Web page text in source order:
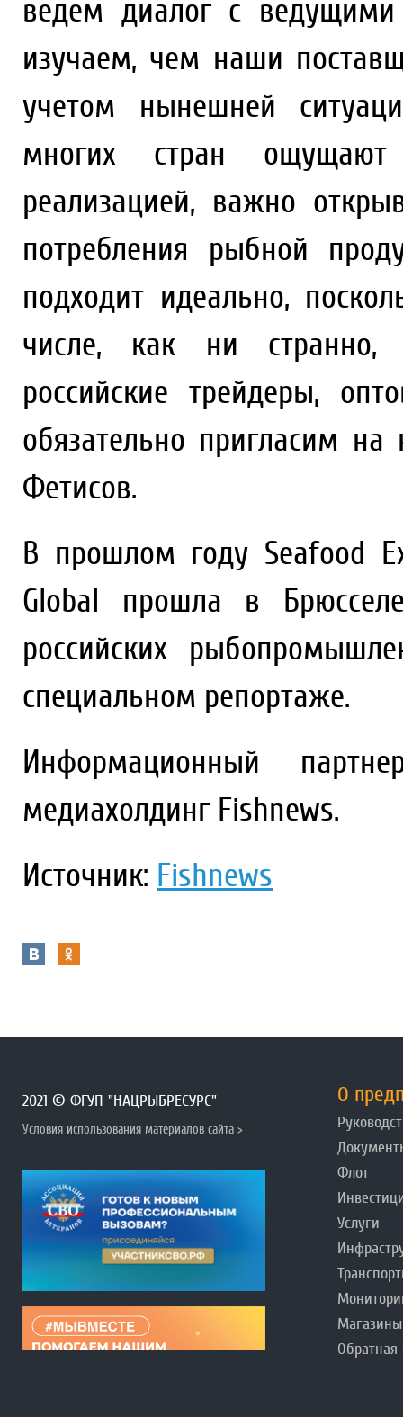
ведем диалог с
изучаем, чем наши
учетом нынешней
многих стран ощущают
реализацией, важно
потребления рыбной
подходит идеально,
числе, как ни странно,
российские трейдеры,
обязательно пригласим
Фетисов.
В прошлом году Seafood
Global прошла в
российских
специальном репортаже.
Информационный
медиахолдинг Fishnews.
Источник: Fishnews
2021 © ФГУП "НАЦРЫБРЕСУРС"
Условия использования материалов сайта >
О
Флот
Услуги
Магазины
Обратная